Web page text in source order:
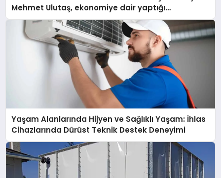
Mehmet Ulutaş, ekonomiye dair yaptığı
açıklamada şunları kaydetti:
Yaşam Alanlarında Hijyen ve Sağlıklı Yaşam: İhlas
Cihazlarında Dürüst Teknik Destek Deneyimi